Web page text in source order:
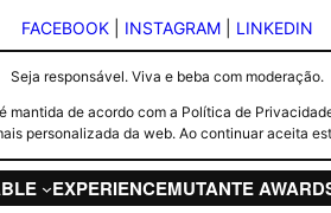
FACEBOOK INSTAGRAM LINKEDIN
Seja responsável. Viva e beba com moderação.
de acordo com a Política de
personalizada da web. Ao continuar aceita
EXPERIENCEMUTANTE